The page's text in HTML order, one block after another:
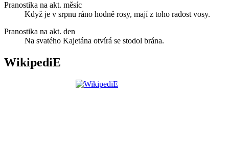
Pranostika na akt. měsíc
Když je v srpnu ráno hodně rosy, mají z toho radost vosy.
Pranostika na akt. den
Na svatého Kajetána otvírá se stodol brána.
WikipediE